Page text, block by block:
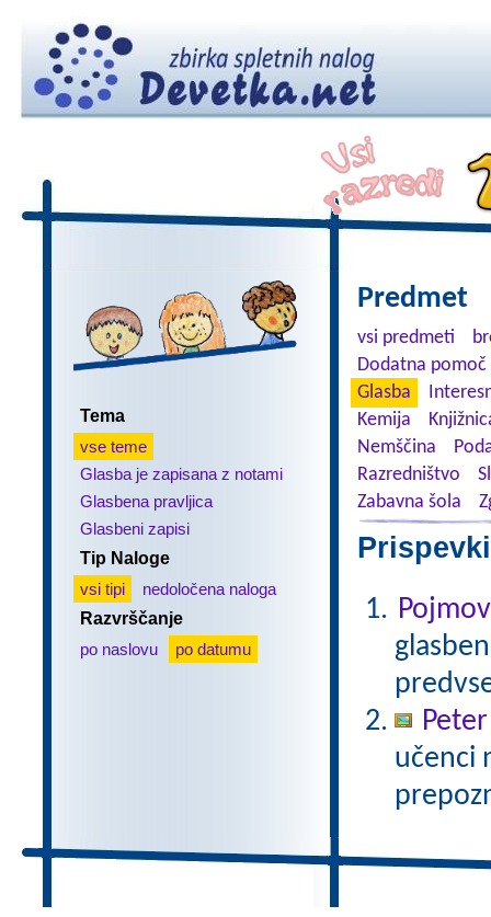
Tema
vse teme
Glasba je zapisana z notami
Glasbena pravljica
Glasbeni zapisi
Tip Naloge
vsi tipi
nedoločena naloga
Razvrščanje
po naslovu
po datumu
Predmet
vsi predmeti
Dodatna
Glasba
Kemija
Nemščina
Razredništvo
Zabavna šola
učenci